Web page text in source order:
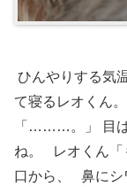
ひんやりする気
て寝るレオくん
「………。」 目
ね。 レオくん「
口から、 鼻にシ